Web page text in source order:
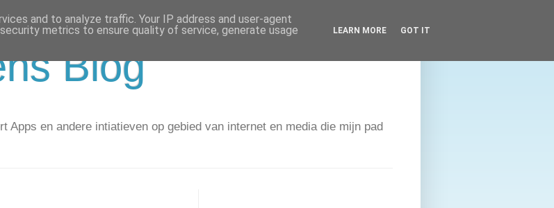
Blog
Apps en andere intiatieven op gebied van internet en media die mijn pad
and to analyze traffic. Your IP address and user-agent
metrics to ensure quality of service, generate usage
LEARN MORE GOT IT